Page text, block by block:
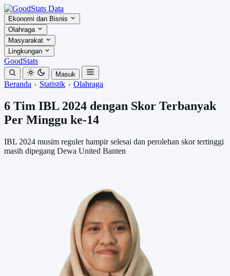
Ekonomi dan Bisnis
Olahraga
Masyarakat
Lingkungan
GoodStats
Masuk
Beranda Statistik Olahraga
6 Tim IBL 2024 dengan Skor Terbanyak
Per Minggu ke-14
IBL 2024 musim reguler hampir selesai dan perolehan skor tertinggi
masih dipegang Dewa United Banten